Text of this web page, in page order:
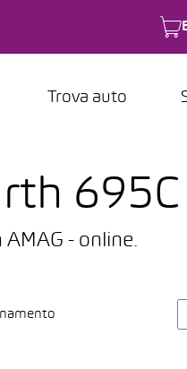
Trova auto
695C
AMAG - online.